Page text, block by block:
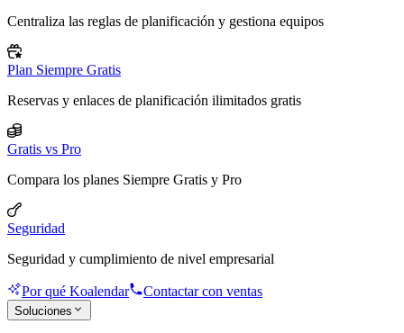
Centraliza las reglas de planificación y gestiona equipos
Plan Siempre Gratis
Reservas y enlaces de planificación ilimitados gratis
Gratis vs Pro
Compara los planes Siempre Gratis y Pro
Seguridad
Seguridad y cumplimiento de nivel empresarial
Por qué Koalendar Contactar con ventas
Soluciones